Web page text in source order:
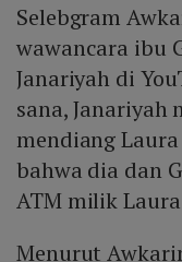
Selebgram
wawancara ibu
Janariyah di
sana,
mendiang
bahwa dia dan
ATM milik
Menurut